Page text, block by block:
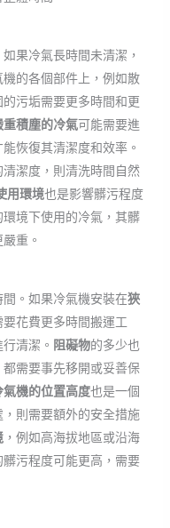
果冷氣長時間未清潔，
的各個部件上，例如散
污垢需要更多時間和更
重積塵的冷氣可能需要進
恢復其清潔度和效率。
潔度，則清洗時間自然
用環境也是影響髒污程度
境下使用的冷氣，其髒
重。
。如果冷氣機安裝在狹
花費更多時間搬運工
清潔。 阻礙物的多少也
需要事先移開或妥善保
氣機的位置高度也是一個
則需要額外的安全措施
，例如高海拔地區或沿海
污程度可能更高，需要